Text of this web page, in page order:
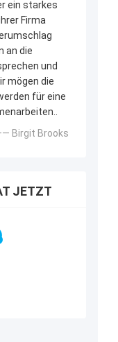
ein starkes
Firma
an die
und
mögen die
für eine
Birgit Brooks
JETZT